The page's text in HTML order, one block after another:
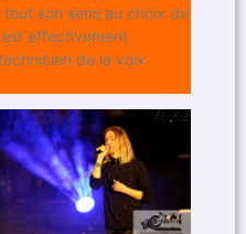
son sens au choix de
effectivement
de la voix